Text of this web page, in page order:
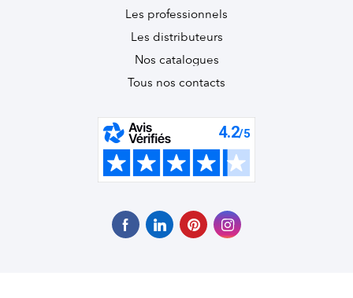
Les professionnels
Les distributeurs
Nos catalogues
Tous nos contacts